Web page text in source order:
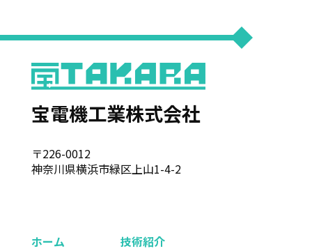
宝電機工業株式会社
〒226-0012
神奈川県横浜市緑区上山1-4-2
ホーム
技術紹介